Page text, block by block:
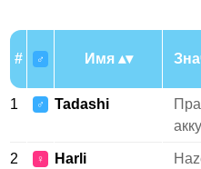
# ♂ Имя
1 ♂ Tadashi
2 ♀ Harli